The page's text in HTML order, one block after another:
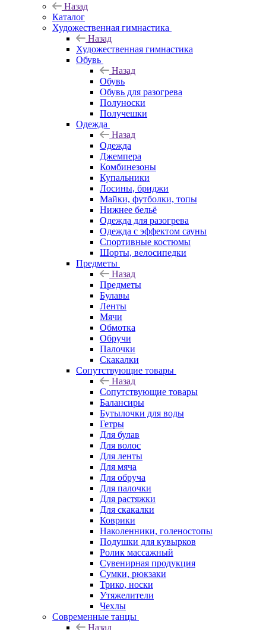
Назад
Каталог
Художественная гимнастика
Назад
Художественная гимнастика
Обувь
Назад
Обувь
Обувь для разогрева
Полуноски
Получешки
Одежда
Назад
Одежда
Джемпера
Комбинезоны
Купальники
Лосины, бриджи
Майки, футболки, топы
Нижнее бельё
Одежда для разогрева
Одежда с эффектом сауны
Спортивные костюмы
Шорты, велосипедки
Предметы
Назад
Предметы
Булавы
Ленты
Мячи
Обмотка
Обручи
Палочки
Скакалки
Сопутствующие товары
Назад
Сопутствующие товары
Балансиры
Бутылочки для воды
Гетры
Для булав
Для волос
Для ленты
Для мяча
Для обруча
Для палочки
Для растяжки
Для скакалки
Коврики
Наколенники, голеностопы
Подушки для кувырков
Ролик массажный
Сувенирная продукция
Сумки, рюкзаки
Трико, носки
Утяжелители
Чехлы
Современные танцы
Назад